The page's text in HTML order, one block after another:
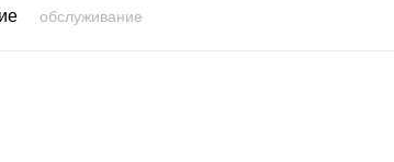
обслуживание